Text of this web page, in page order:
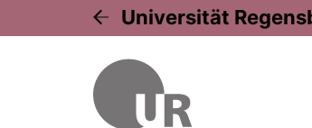
Universität